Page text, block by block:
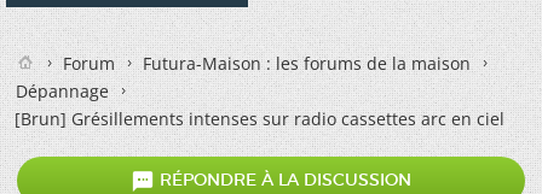
Forum
Futura-Maison : les forums de la maison
Dépannage
[Brun]Grésillements intenses sur radio cassettes arc en ciel
 RÉPONDRE À LA DISCUSSION